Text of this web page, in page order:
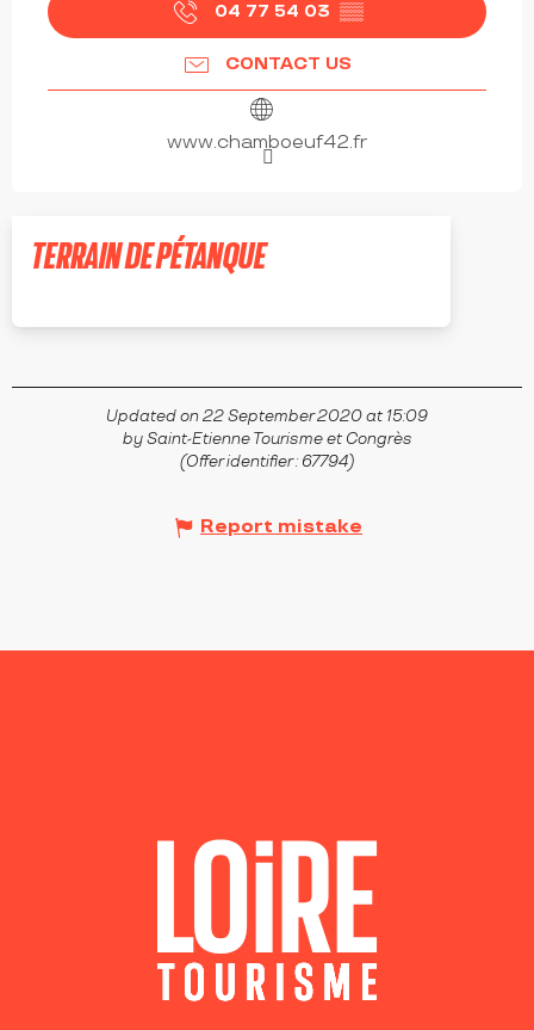
04 77 54 03 ▒▒
CONTACT US
www.chamboeuf42.fr
TERRAIN DE PÉTANQUE
Updated on 22 September 2020 at 15:09
by Saint-Etienne Tourisme et Congrès
(Offer identifier : 67794)
Report mistake